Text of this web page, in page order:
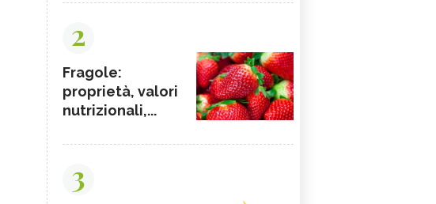
2
Fragole:
proprietà, valori
nutrizionali,...
3